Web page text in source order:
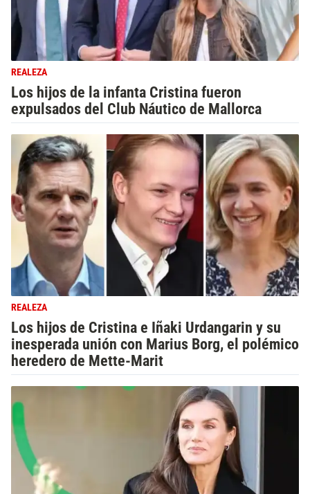
REALEZA
Los hijos de la infanta Cristina fueron
expulsados del Club Náutico de Mallorca
REALEZA
Los hijos de Cristina e Iñaki Urdangarin y su
inesperada unión con Marius Borg, el polémico
heredero de Mette-Marit